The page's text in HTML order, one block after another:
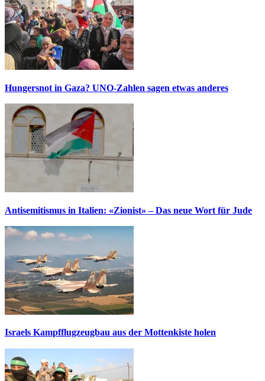
Hungersnot in Gaza? UNO-Zahlen sagen etwas anderes
Antisemitismus in Italien: «Zionist» – Das neue Wort für Jude
Israels Kampfflugzeugbau aus der Mottenkiste holen